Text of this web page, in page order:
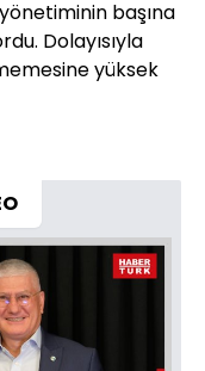
başına
Dolayısıyla
yüksek